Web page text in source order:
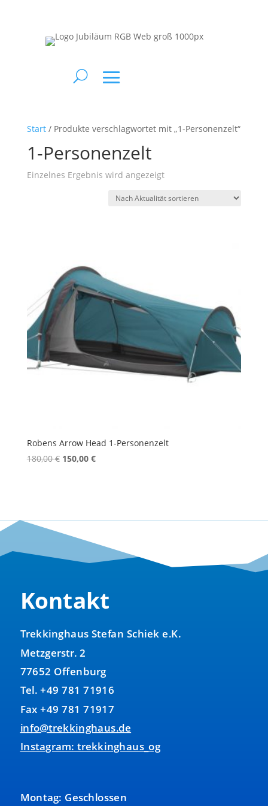
Start/ Produkte verschlagwortet mit „1-Personenzelt“
1-Personenzelt
Einzelnes Ergebnis wird angezeigt
Robens Arrow Head 1-Personenzelt
180,00€ Ursprünglicher
150,00 €Aktueller
Kontakt
Trekkinghaus Stefan Schiek e.K.
Metzgerstr. 2
77652 Offenburg
Tel. +49 781 71916
Fax +49 781 71917
info@trekkinghaus.de
Instagram: trekkinghaus_og
Montag: Geschlossen